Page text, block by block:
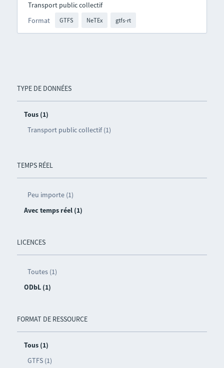
TYPE DE DONNÉES
Tous (1)
Transport public collectif (1)
TEMPS RÉEL
Peu importe (1)
Avec temps réel (1)
LICENCES
Toutes (1)
ODbL (1)
FORMAT DE RESSOURCE
Tous (1)
GTFS (1)
Format GTFS NeTEx gtfs-rt
Transport public collectif